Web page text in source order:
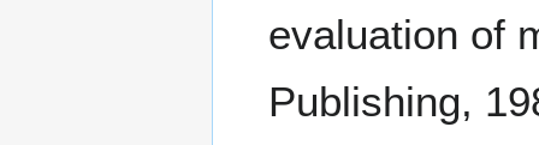
evaluation of
Publishing,